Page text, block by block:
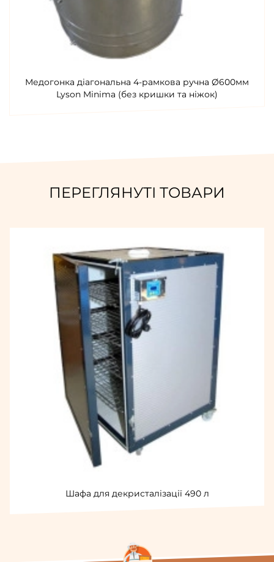
Медогонка діагональна 4-рамкова ручна Ø600мм
Lyson Minima (без кришки та ніжок)
ПЕРЕГЛЯНУТІ ТОВАРИ
Шафа для декристалізації 490 л